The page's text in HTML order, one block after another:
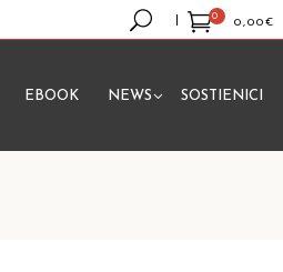
0
0,00€
prodotto nel carrello.
EBOOK NEWS SOSTIENICI